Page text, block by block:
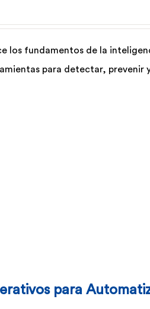
los fundamentos de la
para detectar,
para